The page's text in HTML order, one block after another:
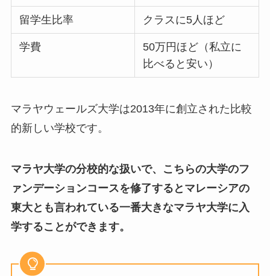
留学生比率 クラスに5人ほど
学費
50万円ほど（私立に
比べると安い）
マラヤウェールズ大学は2013年に創立された比較
的新しい学校です。
マラヤ大学の分校的な扱いで、こちらの大学のフ
ァンデーションコースを修了するとマレーシアの
東大とも言われている一番大きなマラヤ大学に入
学することができます。